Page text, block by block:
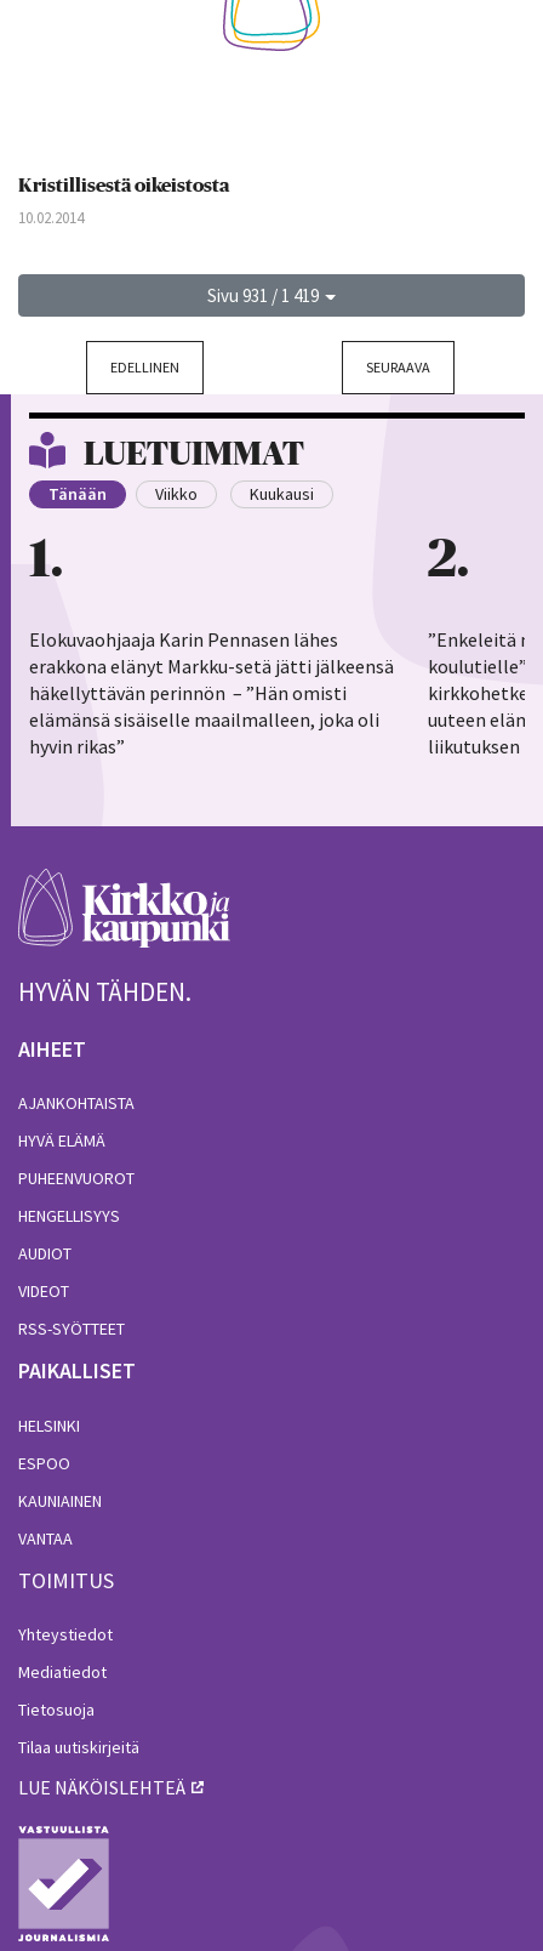
Kristillisestä oikeistosta
10.02.2014
Sivu 931 / 1 419
EDELLINEN SEURAAVA
LUETUIMMAT
Tänään Viikko Kuukausi
1
Elokuvaohjaaja Karin Pennasen lähes
erakkona elänyt Markku-setä jätti jälkeensä
häkellyttävän perinnön – ”Hän omisti
elämänsä sisäiselle maailmalleen, joka oli
hyvin rikas”
2
”Enkeleitä
koulutielle”–
uuteen
liikutuksen
HYVÄN TÄHDEN.
AIHEET
AJANKOHTAISTA
HYVÄ ELÄMÄ
PUHEENVUOROT
HENGELLISYYS
AUDIOT
VIDEOT
RSS-SYÖTTEET
PAIKALLISET
HELSINKI
ESPOO
KAUNIAINEN
VANTAA
TOIMITUS
Yhteystiedot
Mediatiedot
Tietosuoja
Tilaa uutiskirjeitä
LUE NÄKÖISLEHTEÄ